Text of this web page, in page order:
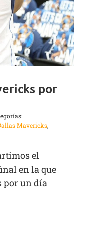
por
Mavericks,
el
en la que
por un día